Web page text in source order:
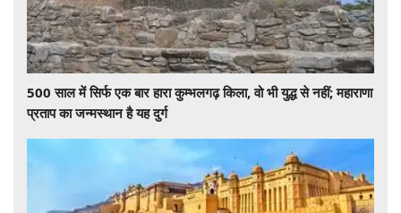
500 साल में सिर्फ एक बार हारा कुम्भलगढ़ किला, वो भी युद्ध से नहीं; महाराणा
प्रताप का जन्मस्थान है यह दुर्ग